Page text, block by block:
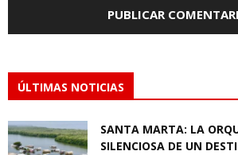
ÚLTIMAS NOTICIAS
SANTA MARTA: LA
SILENCIOSA DE UN